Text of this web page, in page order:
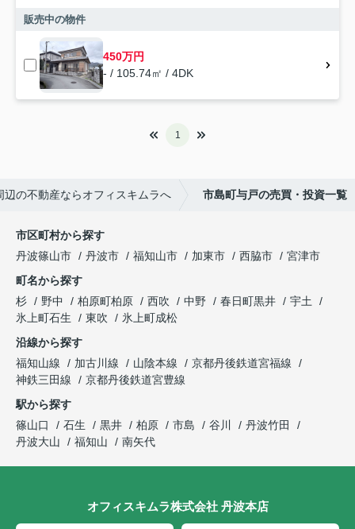
販売中の物件
450万円
- / 105.74㎡ / 4DK
1
辺の不動産ならオフィスキムラへ 市島町与戸の売買・投資一覧
市区町村から探す
丹波篠山市
丹波市 福知山市 加東市 西脇市
宮津市
町名から探す
杉
野中 柏原町柏原 西吹 中野 春日町黒井
宇土
氷上町石生
東吹
氷上町成松
沿線から探す
福知山線
加古川線 山陰本線
京都丹後鉄道宮福線
神鉄三田線
京都丹後鉄道宮豊線
駅から探す
篠山口
石生 黒井 柏原 市島 谷川
丹波竹田
丹波大山
福知山 南矢代
オフィスキムラ株式会社 丹波本店